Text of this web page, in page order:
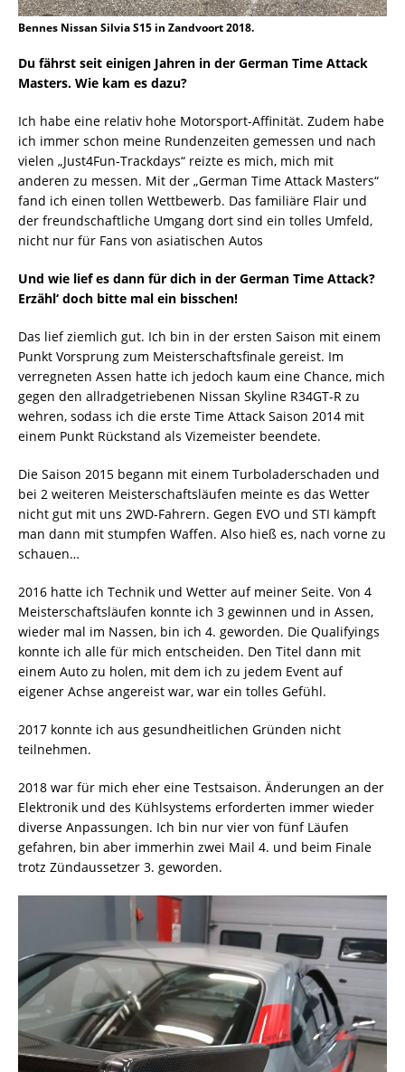
Bennes Nissan Silvia S15 in Zandvoort 2018.
Du fährst seit einigen Jahren in der German Time Attack
Masters. Wie kam es dazu?
Ich habe eine relativ hohe Motorsport-Affinität. Zudem habe
ich immer schon meine Rundenzeiten gemessen und nach
vielen „Just4Fun-Trackdays“ reizte es mich, mich mit
anderen zu messen. Mit der „German Time Attack Masters“
fand ich einen tollen Wettbewerb. Das familiäre Flair und
der freundschaftliche Umgang dort sind ein tolles Umfeld,
nicht nur für Fans von asiatischen Autos
Und wie lief es dann für dich in der German Time Attack?
Erzähl‘ doch bitte mal ein bisschen!
Das lief ziemlich gut. Ich bin in der ersten Saison mit einem
Punkt Vorsprung zum Meisterschaftsfinale gereist. Im
verregneten Assen hatte ich jedoch kaum eine Chance, mich
gegen den allradgetriebenen Nissan Skyline R34GT-R zu
wehren, sodass ich die erste Time Attack Saison 2014 mit
einem Punkt Rückstand als Vizemeister beendete.
Die Saison 2015 begann mit einem Turboladerschaden und
bei 2 weiteren Meisterschaftsläufen meinte es das Wetter
nicht gut mit uns 2WD-Fahrern. Gegen EVO und STI kämpft
man dann mit stumpfen Waffen. Also hieß es, nach vorne zu
schauen…
2016 hatte ich Technik und Wetter auf meiner Seite. Von 4
Meisterschaftsläufen konnte ich 3 gewinnen und in Assen,
wieder mal im Nassen, bin ich 4. geworden. Die Qualifyings
konnte ich alle für mich entscheiden. Den Titel dann mit
einem Auto zu holen, mit dem ich zu jedem Event auf
eigener Achse angereist war, war ein tolles Gefühl.
2017 konnte ich aus gesundheitlichen Gründen nicht
teilnehmen.
2018 war für mich eher eine Testsaison. Änderungen an der
Elektronik und des Kühlsystems erforderten immer wieder
diverse Anpassungen. Ich bin nur vier von fünf Läufen
gefahren, bin aber immerhin zwei Mail 4. und beim Finale
trotz Zündaussetzer 3. geworden.